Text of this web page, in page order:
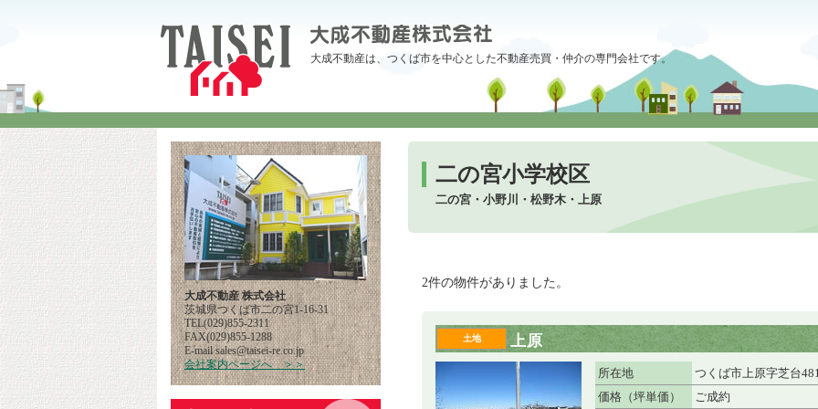
大成不動産は、つくば市を中心とした不動産売買・仲介の専門会社です。
大成不動産 株式会社
茨城県つくば市二の宮1-16-31
TEL(029)855-2311
FAX(029)855-1288
E-mailpj.oc.er-iesiat@selas
会社案内ページへ ＞＞
二の宮小学校区
二の宮・小野川・松野木・上原
2件の物件がありました。
土地 上原
所在地
つくば市上原字芝台
価格（坪単価）
ご成約